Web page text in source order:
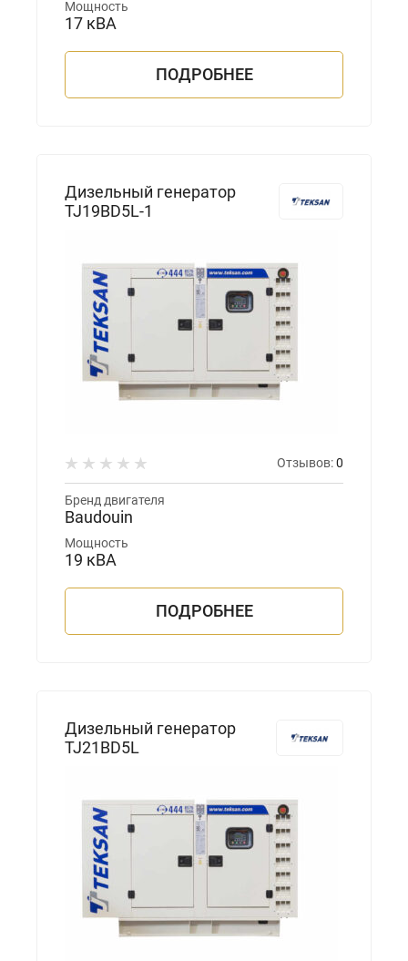
Мощность
17 кВА
ПОДРОБНЕЕ
Дизельный генератор
TJ19BD5L-1
Отзывов:0
Бренд двигателя
Baudouin
Мощность
19 кВА
ПОДРОБНЕЕ
Дизельный генератор
TJ21BD5L